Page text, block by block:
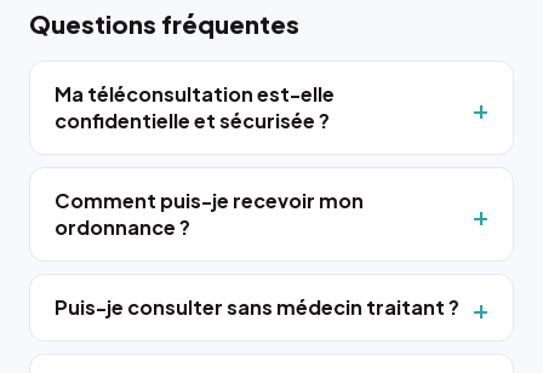
Questions fréquentes
Ma téléconsultation est-elle
confidentielle et sécurisée ?
Comment puis-je recevoir mon
ordonnance ?
Puis-je consulter sans médecin traitant ?